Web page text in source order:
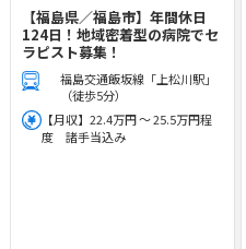
【福島県／福島市】年間休日
124日！地域密着型の病院でセ
ラピスト募集！
福島交通飯坂線「上松川駅」
（徒歩5分）
【月収】22.4万円 ～ 25.5万円程
度 諸手当込み